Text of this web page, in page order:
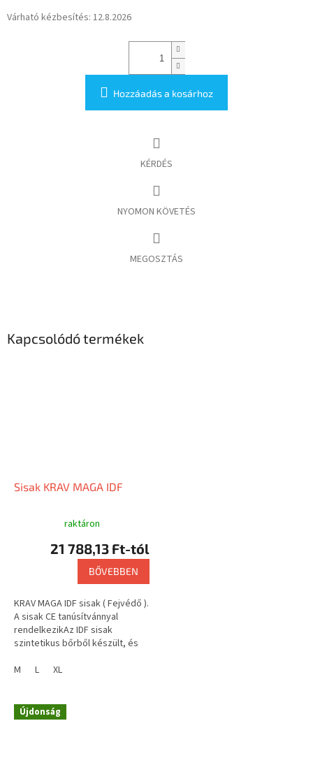
Várható kézbesítés: 12.8.2026
Hozzáadás a kosárhoz
KÉRDÉS
NYOMON KÖVETÉS
MEGOSZTÁS
Kapcsolódó termékek
Sisak KRAV MAGA IDF
raktáron
21 788,13 Ft-tól
BŐVEBBEN
KRAV MAGA IDF sisak ( Fejvédő ).
A sisak CE tanúsítvánnyal
rendelkezikAz IDF sisak
szintetikus bőrből készült, és
rács eltávolítható és...
M L XL
Újdonság